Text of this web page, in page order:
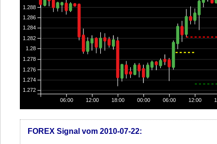
06:00 12:00 18:00 00:00 06:00 12:00
1.272
1.274
1.276
1.278
1.28
1.282
1.284
1.286
1.288
FOREX Signal vom 2010-07-22: